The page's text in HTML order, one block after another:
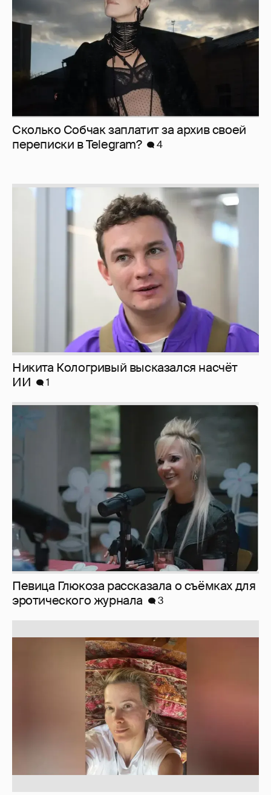
Сколько Собчак заплатит за архив своей
перeписки в Telegram?
4
Никита Кологривый высказался насчёт
ИИ
1
Певица Глюкоза рассказала о съёмках для
эротического журнала
3